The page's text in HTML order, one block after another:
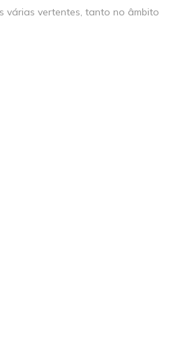
várias vertentes, tanto no âmbito